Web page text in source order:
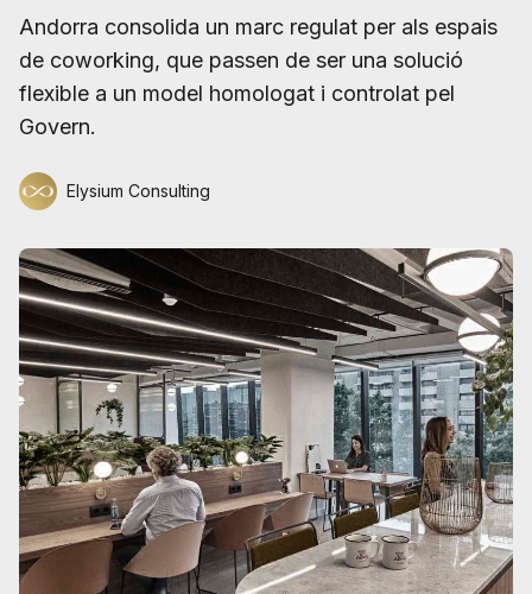
Andorra consolida un marc regulat per als espais
de coworking, que passen de ser una solució
flexible a un model homologat i controlat pel
Govern.
Elysium Consulting